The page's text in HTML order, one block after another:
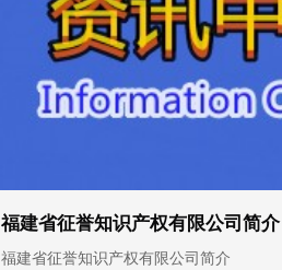
福建省征誉知识产权有限公司简介
福建省征誉知识产权有限公司简介